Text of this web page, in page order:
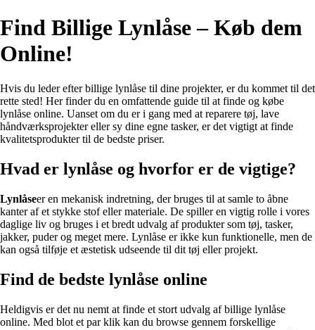
Find Billige Lynlåse – Køb dem
Online!
Hvis du leder efter billige lynlåse til dine projekter, er du kommet til det
rette sted! Her finder du en omfattende guide til at finde og købe
lynlåse online. Uanset om du er i gang med at reparere tøj, lave
håndværksprojekter eller sy dine egne tasker, er det vigtigt at finde
kvalitetsprodukter til de bedste priser.
Hvad er lynlåse og hvorfor er de vigtige?
Lynlåseer en mekanisk indretning, der bruges til at samle to åbne
kanter af et stykke stof eller materiale. De spiller en vigtig rolle i vores
daglige liv og bruges i et bredt udvalg af produkter som tøj, tasker,
jakker, puder og meget mere. Lynlåse er ikke kun funktionelle, men de
kan også tilføje et æstetisk udseende til dit tøj eller projekt.
Find de bedste lynlåse online
Heldigvis er det nu nemt at finde et stort udvalg af billige lynlåse
online. Med blot et par klik kan du browse gennem forskellige